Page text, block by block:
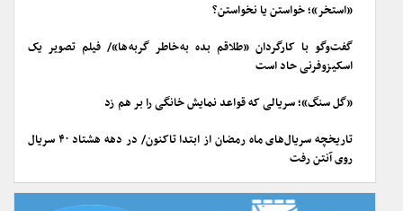
«استخر»؛ خواستن یا نخواستن؟
گفت‌وگو با کارگردان «طلاقم بده به خاطر گربه ها»/ فیلم تصویر یک
اسکیزوفرنی حاد است
«گل سنگ»؛ سریالی که قواعد نمایش خانگی را بر هم زد
تاریخچه سریال‌های ماه رمضان از ابتدا تاکنون/ در دهه هشتاد ۴۰ سریال
روی آنتن رفت